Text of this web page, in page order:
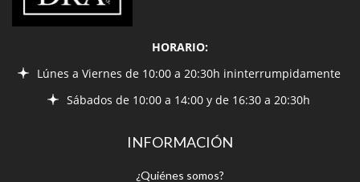
HORARIO:
Lúnes a Viernes de 10:00 a 20:30h ininterrumpidamente
Sábados de 10:00 a 14:00 y de 16:30 a 20:30h
INFORMACIÓN
¿Quiénes somos?